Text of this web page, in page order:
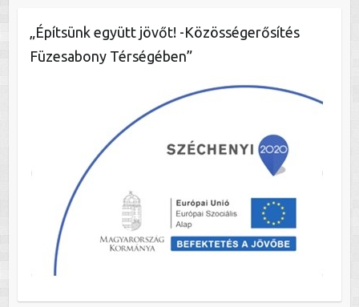
„Építsünk együtt jövőt! -Közösségerősítés
Füzesabony Térségében”